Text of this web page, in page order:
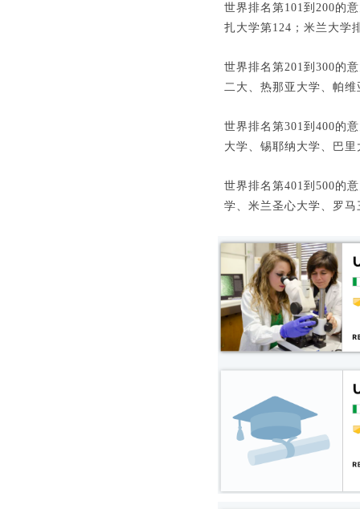
世界排名第101到200的
扎大学第124；米兰大学
世界排名第201到300的
二大、热那亚大学、帕
世界排名第301到400的
大学、锡耶纳大学、巴里
世界排名第401到500的
学、米兰圣心大学、罗